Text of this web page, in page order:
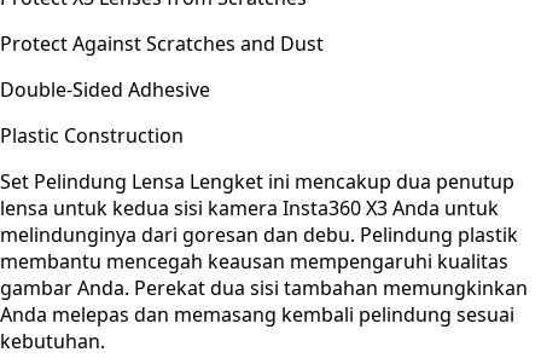
Protect Against Scratches and Dust
Double-Sided Adhesive
Plastic Construction
Set Pelindung Lensa Lengket ini mencakup dua penutup
lensa untuk kedua sisi kamera Insta360 X3 Anda untuk
melindunginya dari goresan dan debu. Pelindung plastik
membantu mencegah keausan mempengaruhi kualitas
gambar Anda. Perekat dua sisi tambahan memungkinkan
Anda melepas dan memasang kembali pelindung sesuai
kebutuhan.